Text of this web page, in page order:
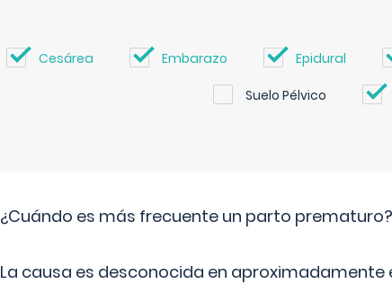
Cesárea Embarazo Epidural
Suelo Pélvico
¿Cuándo es más frecuente un parto prematuro?
La causa es desconocida en aproximadamente